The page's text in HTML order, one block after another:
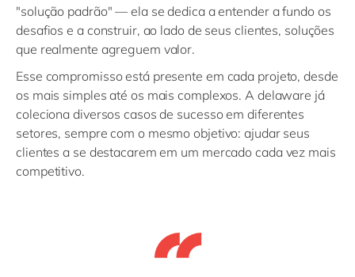
"solução padrão" — ela se dedica a entender a fundo os
desafios e a construir, ao lado de seus clientes, soluções
que realmente agreguem valor.
Esse compromisso está presente em cada projeto, desde
os mais simples até os mais complexos. A delaware já
coleciona diversos casos de sucesso em diferentes
setores, sempre com o mesmo objetivo: ajudar seus
clientes a se destacarem em um mercado cada vez mais
competitivo.